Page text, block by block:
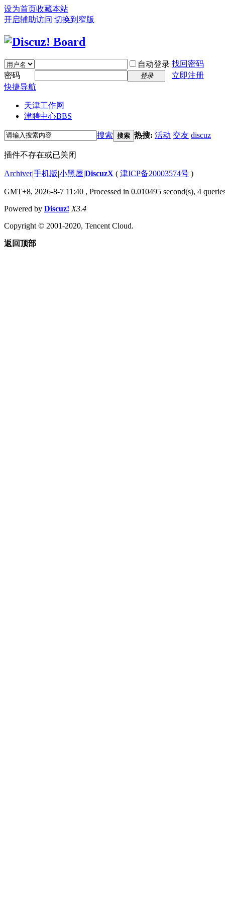
设为首页收藏本站
开启辅助访问 切换到窄版
自动登录 找回密码
密码
登录
立即注册
快捷导航
天津工作网
津聘中心BBS
搜索 搜索 热搜: 活动 交友 discuz
插件不存在或已关闭
Archiver|手机版|小黑屋|DiscuzX ( 津ICP备20003574号 )
GMT+8, 2026-8-7 11:40 , Processed in 0.010495 second(s), 4
Powered by Discuz! X3.4
Copyright © 2001-2020, Tencent Cloud.
返回顶部